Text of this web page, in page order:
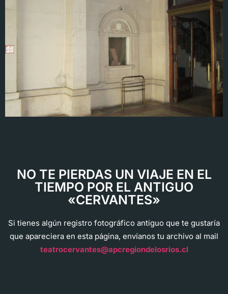
NO TE PIERDAS UN VIAJE EN EL
TIEMPO POR EL ANTIGUO
«CERVANTES»
Si tienes algún registro fotográfico antiguo que te gustaría
que apareciera en esta página, envíanos tu archivo al mail
teatrocervantes@apcregiondelosrios.cl